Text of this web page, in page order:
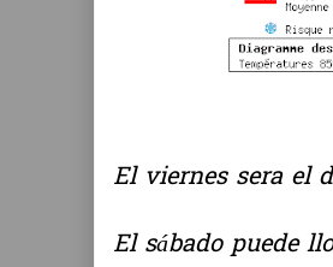
El viernes sera el
El sábado puede